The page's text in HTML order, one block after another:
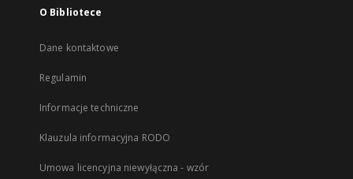
O Bibliotece
Dane kontaktowe
Regulamin
Informacje techniczne
Klauzula informacyjna RODO
Umowa licencyjna niewyłączna - wzór